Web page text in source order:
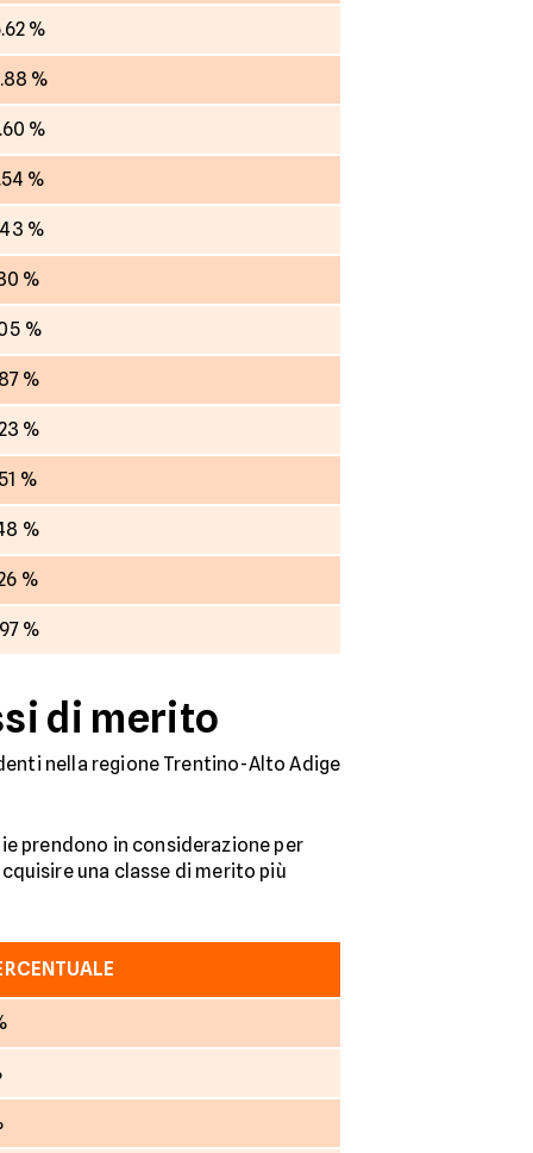
%
%
%
%
%
%
%
%
%
%
%
%
%
di merito
nella regione Trentino-Alto Adige
prendono in considerazione per
una classe di merito più